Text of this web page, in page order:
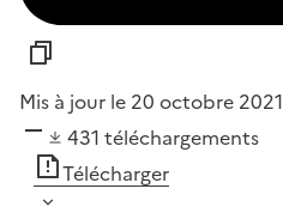
Mis à jour le 20 octobre 2021
431 téléchargements
Télécharger